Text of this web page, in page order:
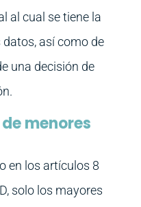
al cual se tiene la
así como de
una decisión de
menores
en los artículos 8
solo los mayores